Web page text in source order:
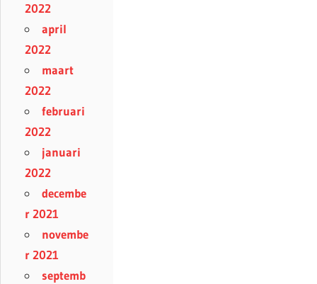
2022
april
2022
maart
2022
februari
2022
januari
2022
decembe
r 2021
novembe
r 2021
septemb